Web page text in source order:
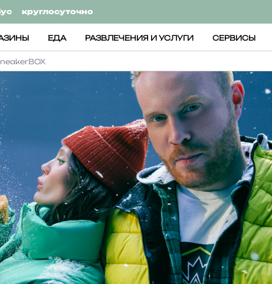
круглосуточно
ЕДА РАЗВЛЕЧЕНИЯ И УСЛУГИ СЕРВИСЫ